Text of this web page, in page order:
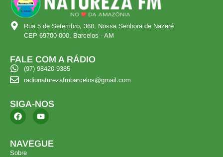
Rua 5 de Setembro, 368, Nossa Senhora de Nazaré
CEP 69700-000, Barcelos - AM
FALE COM A RÁDIO
(97) 98420-9385
radionaturezafmbarcelos@gmail.com
SIGA-NOS
NAVEGUE
Sobre